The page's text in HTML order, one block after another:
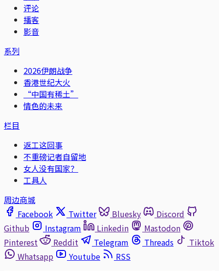
评论
播客
影音
系列
2026伊朗战争
香港世纪大火
“中国有稀土”
情色的未来
栏目
返工这回事
不重磅记者自留地
女人没有国家？
工具人
周边商城
Facebook
Twitter Bluesky
Discord
Github
Instagram Linkedin
Mastodon
Pinterest
Reddit Telegram Threads
Tiktok
Whatsapp
Youtube RSS